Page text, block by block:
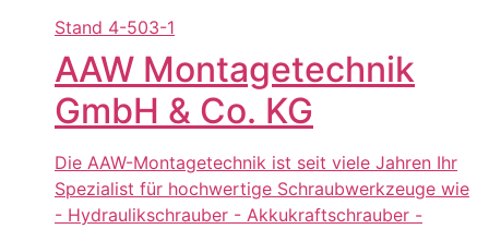
Stand 4-503-1
AAW Montagetechnik
GmbH & Co. KG
Die AAW-Montagetechnik ist seit viele Jahren Ihr
Spezialist für hochwertige Schraubwerkzeuge wie
- Hydraulikschrauber - Akkukraftschrauber -